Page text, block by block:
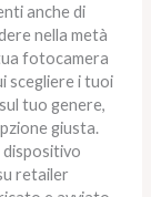
anche di
nella metà
fotocamera
scegliere i tuoi
tuo genere,
giusta.
retailer